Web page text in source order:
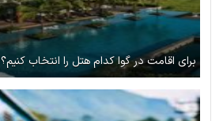
برای اقامت در گوا کدام هتل را انتخاب کنیم؟